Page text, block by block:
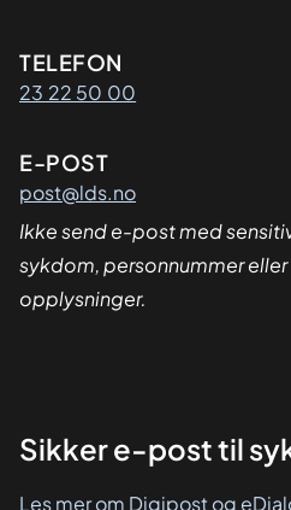
TELEFON
23 22 50 00
E-POST
post@lds.no
Ikke send e-post med
sykdom, personnummer
opplysninger.
Sikker
Sikker e-post til
Les mer om Digipost og